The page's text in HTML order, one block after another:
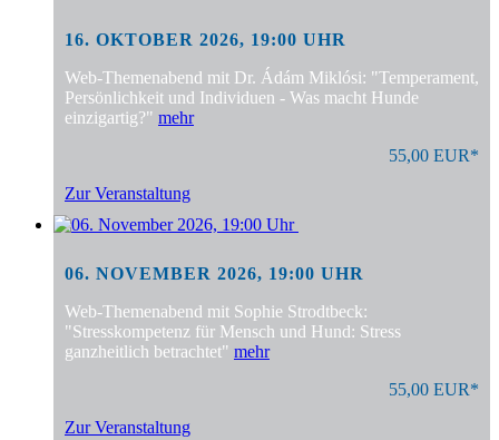
16. OKTOBER 2026, 19:00 UHR
Web-Themenabend mit Dr. Ádám Miklósi: "Temperament,
Persönlichkeit und Individuen - Was macht Hunde
einzigartig?" mehr
55,00 EUR*
Zur Veranstaltung
06. NOVEMBER 2026, 19:00 UHR
Web-Themenabend mit Sophie Strodtbeck:
"Stresskompetenz für Mensch und Hund: Stress
ganzheitlich betrachtet" mehr
55,00 EUR*
Zur Veranstaltung